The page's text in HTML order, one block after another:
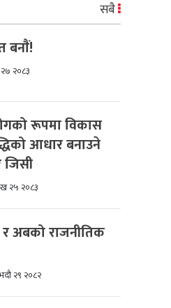
सबै
बनाैं!
२०८३
रूपमा विकास
आधार बनाउने
जिसी
२५ २०८३
अबको राजनीतिक
२९ २०८२